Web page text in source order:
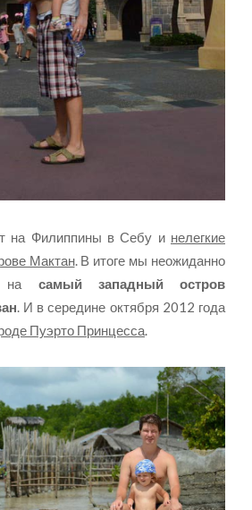
на Филиппины в Себу и нелегкие
Мактан. В итоге мы неожиданно
на самый западный остров
. И в середине октября 2012 года
Пуэрто Принцесса.